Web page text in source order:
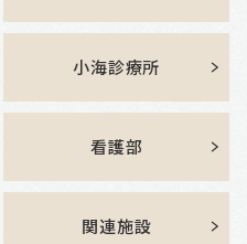
小海診療所
看護部
関連施設